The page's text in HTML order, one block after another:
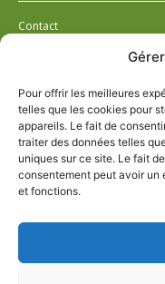
Pour offrir les meilleures
telles que les cookies pour
appareils. Le fait de
traiter des données telles
uniques sur ce site. Le fait
consentement peut avoir
et fonctions.
Contact
Mentions légales
Conditions générales de
Politique de confidentialité
Politique de cookies (UE)
HORAIRES